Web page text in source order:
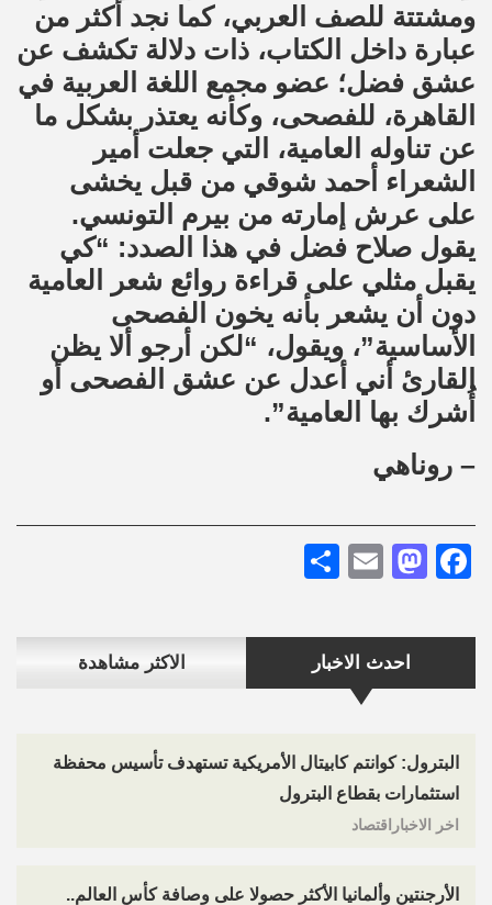
احدث الاخبار الاكثر مشاهدة
البترول: كوانتم كابيتال الأمريكية تستهدف تأسيس محفظة
استثمارات بقطاع البترول
اخر الاخباراقتصاد
الأرجنتين وألمانيا الأكثر حصولا على وصافة كأس العالم..
ومشتتة للصف العربي، كما نجد أكثر من
عبارة داخل الكتاب، ذات دلالة تكشف عن
عشق فضل؛ عضو مجمع اللغة العربية في
القاهرة، للفصحى، وكأنه يعتذر بشكل ما
عن تناوله العامية، التي جعلت أمير
الشعراء أحمد شوقي من قبل يخشى
على عرش إمارته من بيرم التونسي.
يقول صلاح فضل في هذا الصدد: “كي
يقبل مثلي على قراءة روائع شعر العامية
دون أن يشعر بأنه يخون الفصحى
الأساسية”، ويقول، “لكن أرجو ألا يظن
القارئ أني أعدل عن عشق الفصحى أو
أُشرك بها العامية”.
– روناهي
Facebook
Mastodon
Email